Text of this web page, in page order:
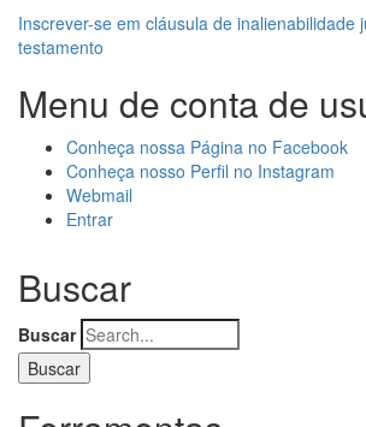
Inscrever-se em cláusula de inalienabilidade
testamento
Menu de conta de
Conheça nossa Página no Facebook
Conheça nosso Perfil no Instagram
Webmail
Entrar
Buscar
Buscar